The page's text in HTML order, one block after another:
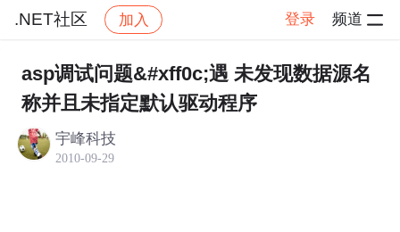
.NET社区 加入 登录 频道
.NET社区 帖子详情
asp调试问题&#xff0c;遇 未发现数据源名
称并且未指定默认驱动程序
宇峰科技
2010-09-29